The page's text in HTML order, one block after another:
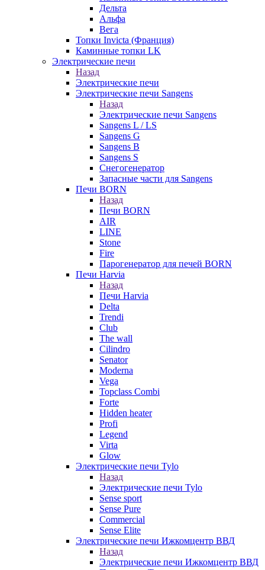
Дельта
Альфа
Вега
Топки Invicta (Франция)
Каминные топки LK
Электрические печи
Назад
Электрические печи
Электрические печи Sangens
Назад
Электрические печи Sangens
Sangens L / LS
Sangens G
Sangens B
Sangens S
Снегогенератор
Запасные части для Sangens
Печи BORN
Назад
Печи BORN
AIR
LINE
Stone
Fire
Парогенератор для печей BORN
Печи Harvia
Назад
Печи Harvia
Delta
Trendi
Club
The wall
Cilindro
Senator
Moderna
Vega
Topclass Combi
Forte
Hidden heater
Profi
Legend
Virta
Glow
Электрические печи Tylo
Назад
Электрические печи Tylo
Sense sport
Sense Pure
Commercial
Sense Elite
Электрические печи Ижкомцентр ВВД
Назад
Электрические печи Ижкомцентр ВВД